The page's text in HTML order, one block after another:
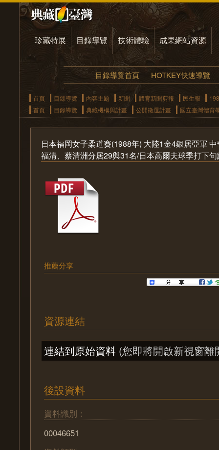
珍藏特展 目錄導覽 技術體驗 成果網站資源
目錄導覽首頁 HOTKEY快速導覽
首頁 目錄導覽 內容主題 新聞 體育新聞剪報 民生報
首頁
目錄導覽 典藏機構與計畫 公開徵選計畫 國立臺灣體育
日本福岡女子柔道賽(1988年) 大陸1金4銀居亞軍
福清、蔡清洲分居29與31名/日本高爾夫球季打下
推薦分享
資源連結
連結到原始資料 (您即將開啟新視窗離
後設資料
資料識別：
00046651